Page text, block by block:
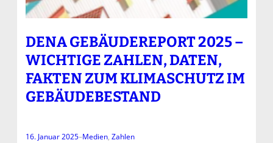
DENA GEBÄUDEREPORT 2025 –
WICHTIGE ZAHLEN, DATEN,
FAKTEN ZUM KLIMASCHUTZ IM
GEBÄUDEBESTAND
16. Januar 2025–Medien, Zahlen